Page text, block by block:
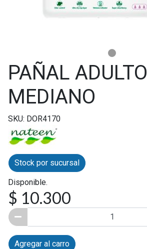
PAÑAL ADULTO
MEDIANO
SKU: DOR4170
Stock por sucursal
Disponible.
$ 10.300
Agregar al carro